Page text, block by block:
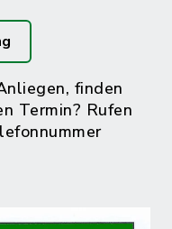
finden
Termin? Rufen